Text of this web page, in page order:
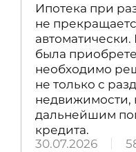
Ипотека при
не
была
необходимо
не только с
недвижимости,
дальнейшим
кредита.
30.07.2026